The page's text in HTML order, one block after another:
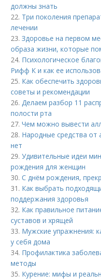
должны знать
22. Три поколения
лечении
23.Здоровье на первом
образа жизни, которые
24. Психологическое
Рифф К и как ее
25. Как обеспечить
советы и рекомендации
26.Делаем разбор 11
полости рта
27.Чем можно вывести
28. Народные средства от
нет
29.Удивительные идеи
рождения для женщин
30.С днём рождения,
31. Как выбрать
поддержания здоровья
32. Как правильное
суставов и хрящей
33. Мужские упражнения:
у себя дома
34. Профилактика
методы
35. Курение: мифы и